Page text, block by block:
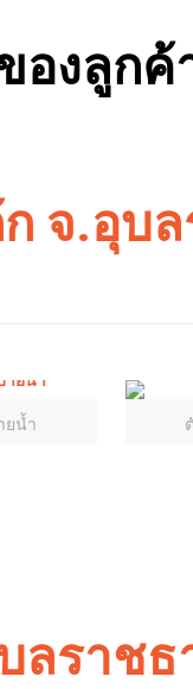
องลูกค้
ก จ.อุบ
ยน้ำ
ลราชธ